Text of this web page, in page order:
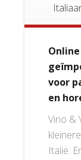
voor
en
Vino &
Italië.